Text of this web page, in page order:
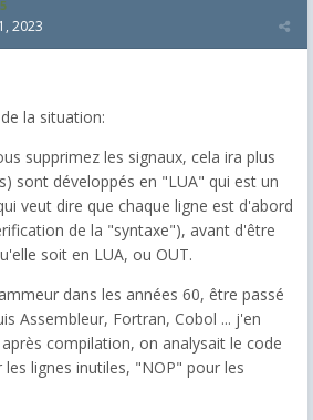
2023
la situation:
supprimez les signaux, cela ira plus
sont développés en "LUA" qui est un
veut dire que chaque ligne est d'abord
de la "syntaxe"), avant d'être
soit en LUA, ou OUT.
dans les années 60, être passé
Assembleur, Fortran, Cobol ... j'en
compilation, on analysait le code
lignes inutiles, "NOP" pour les